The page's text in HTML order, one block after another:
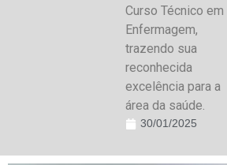
Curso Técnico em
Enfermagem,
trazendo sua
reconhecida
excelência para a
área da saúde.
30/01/2025